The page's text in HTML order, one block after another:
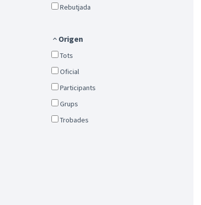
Rebutjada
Origen
Tots
Oficial
Participants
Grups
Trobades